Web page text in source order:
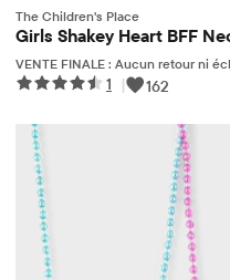
The Children's Place
Girls Shakey Heart BFF
VENTE FINALE : Aucun retour ni
1 | 162